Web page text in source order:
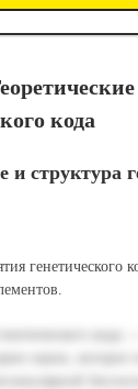
кода
и структура
генетического